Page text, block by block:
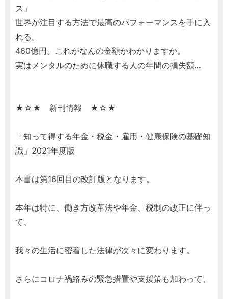
ス」
世界が注目する方法で最高のパフォーマンスを手に入
れる。
460億円。これがなんの金額かわかりますか。
実はメンタルのために休職する人の年間の損失額…
★☆★ 新刊情報 ★☆★
「知って得する年金・税金・ 雇用 ・ 健康保険の基礎知
識」2021年度版
本書は第16回目の改訂版となります。
本年は特に、働き方改革法や年金、税制の改正に伴っ
て、
我々の生活に密着した法律が次々に変わります。
さらにコロナ禍絡みの緊急措置や支援策も加わって、